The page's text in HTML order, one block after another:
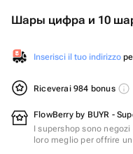
Шары цифра и 10
Inserisci il tuo indirizzo
Riceverai 984 bonus
FlowBerry by BUYR -
I supershop sono
loro meglio per offrire